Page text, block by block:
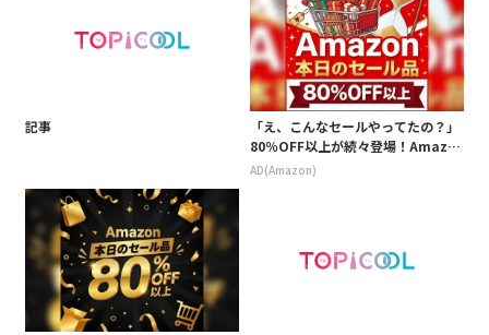
記事
「え、こんなセールやってたの？」
80％OFF以上が続々登場！Amazo
nの本気が凄すぎる
AD(Amazon)